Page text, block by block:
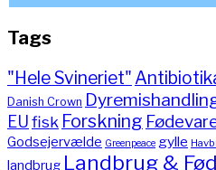
Tags
"Hele Svineriet"
Danish Crown
EUfisk Forskning
Godsejervælde Greenpeace gylle
landbrug Landbrug &